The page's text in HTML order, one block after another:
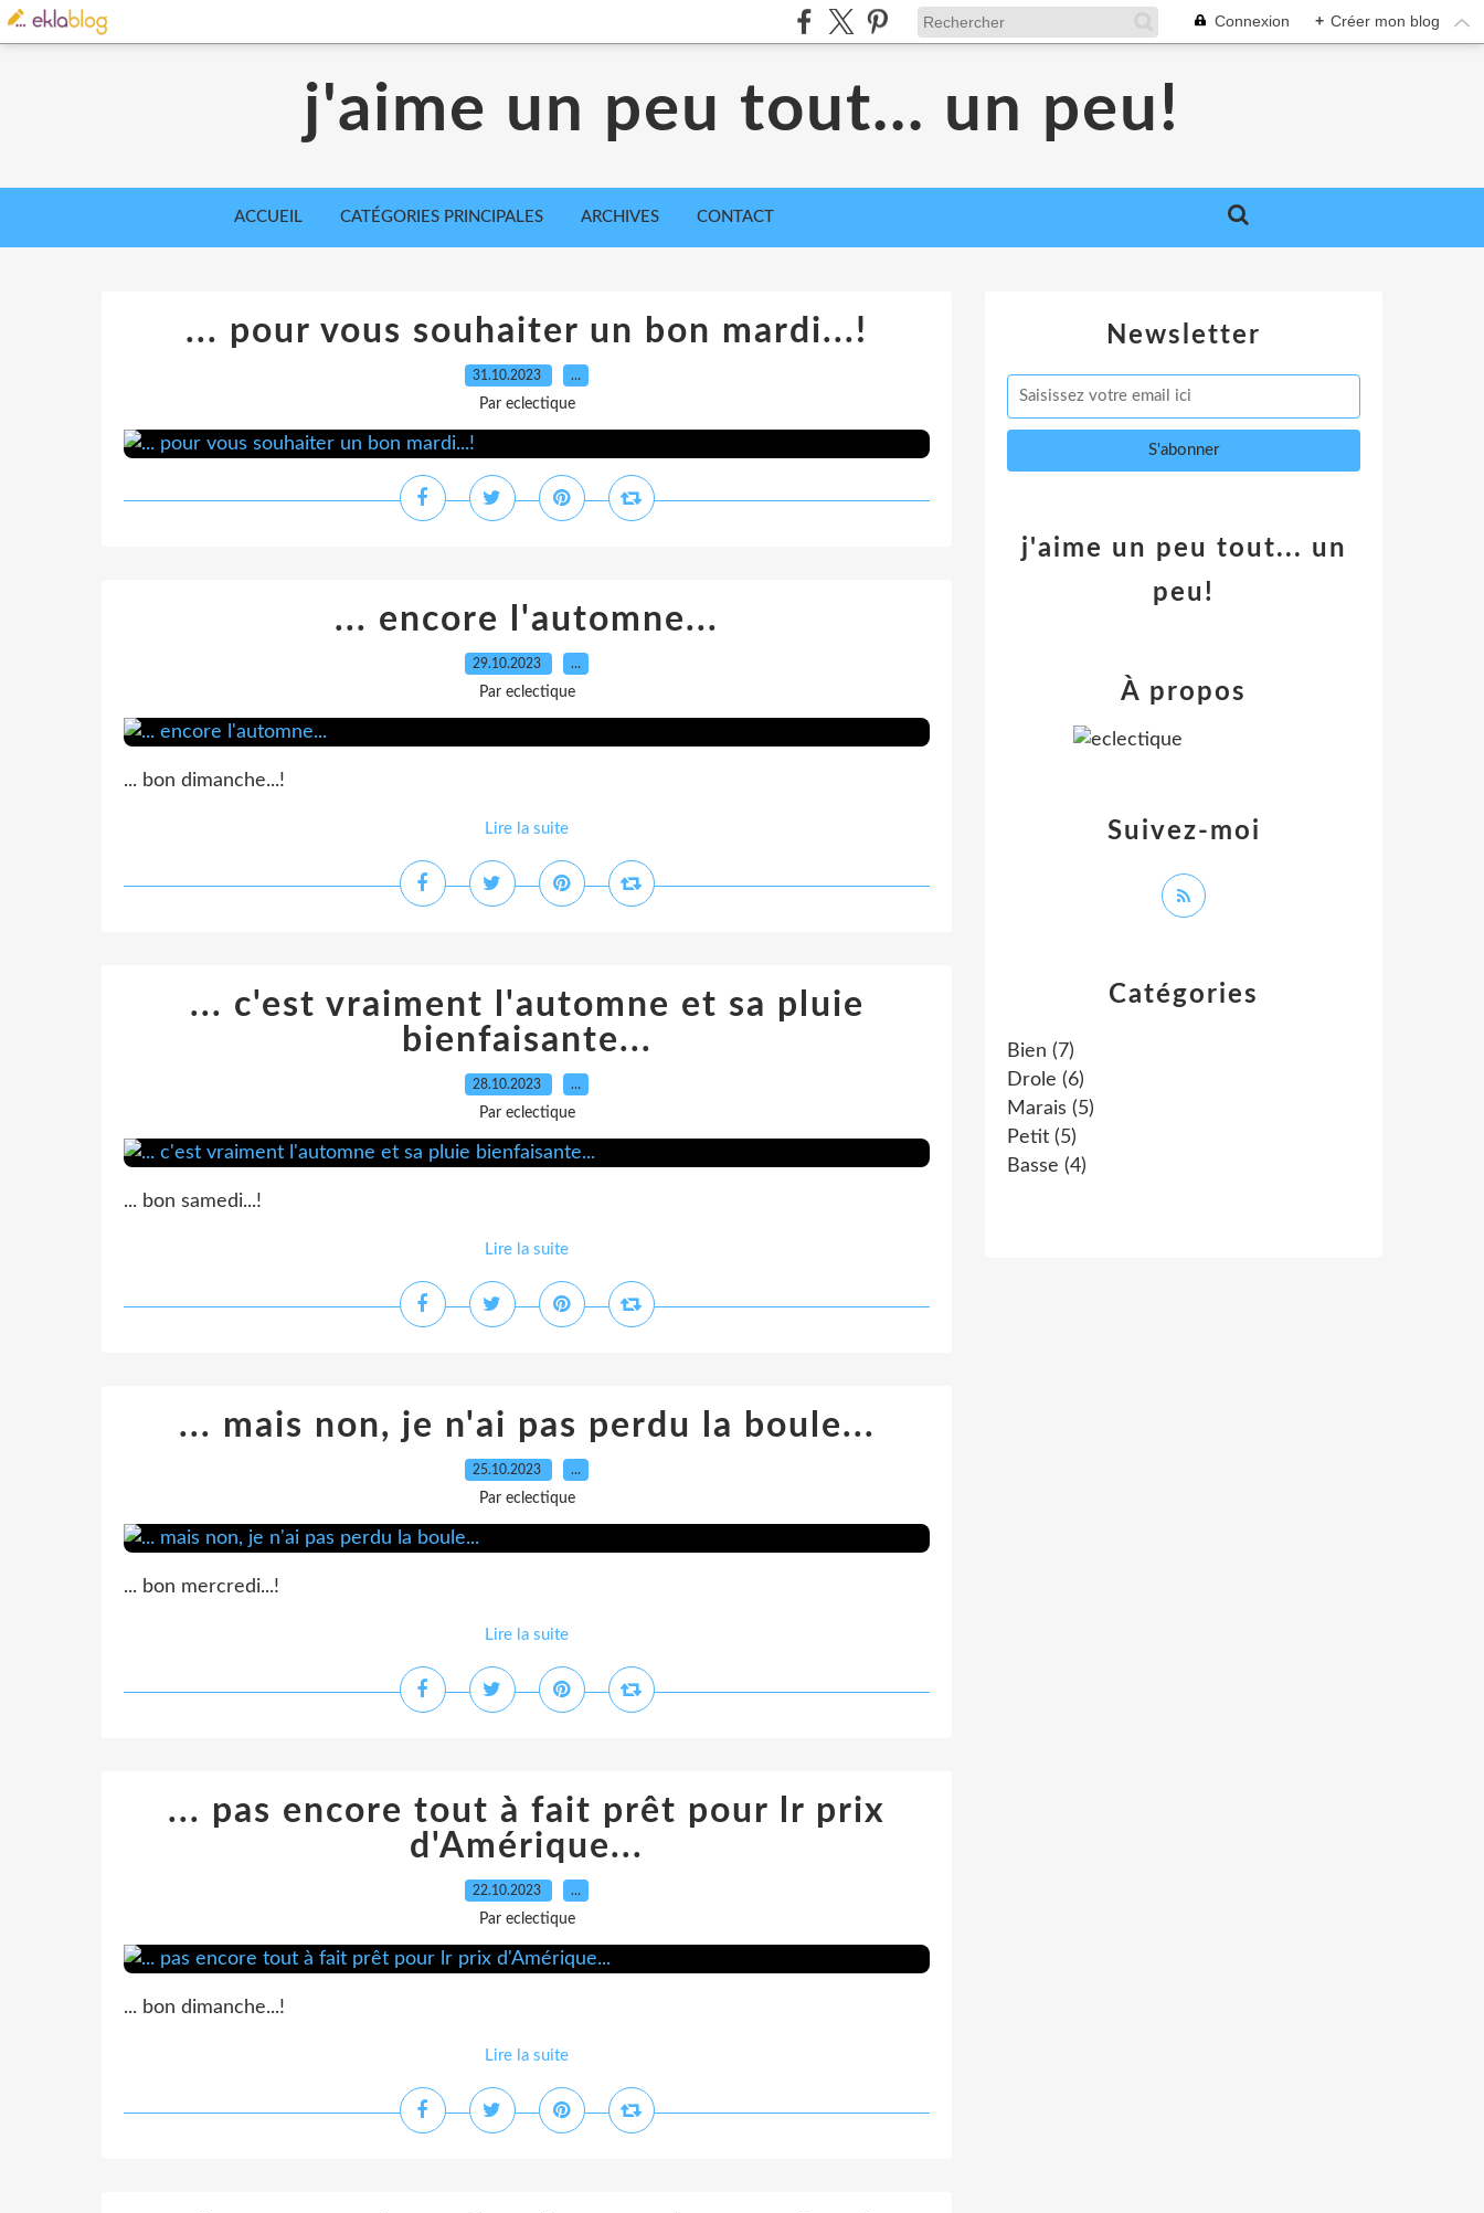
Connexion + Créer mon blog
j'aime un peu tout... un peu!
ACCUEIL CATÉGORIES PRINCIPALES ARCHIVES CONTACT
... pour vous souhaiter un bon mardi...!
31.10.2023 …
Par eclectique
... encore l'automne...
29.10.2023 …
Par eclectique
... bon dimanche...!
Lire la suite
... c'est vraiment l'automne et sa pluie
bienfaisante...
28.10.2023 …
Par eclectique
... bon samedi...!
Lire la suite
... mais non, je n'ai pas perdu la boule...
25.10.2023 …
Par eclectique
... bon mercredi...!
Lire la suite
... pas encore tout à fait prêt pour lr prix
d'Amérique...
22.10.2023 …
Par eclectique
... bon dimanche...!
Lire la suite
Newsletter
Catégories
Bien (7)
Drole (6)
Marais (5)
Petit (5)
Basse (4)
j'aime un peu tout... un
peu!
Suivez-moi
À propos